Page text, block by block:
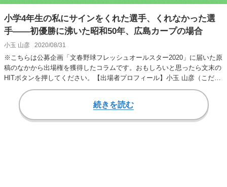
小学4年生の私にサインをくれた選手、くれなかった選
手――初優勝に沸いた昭和50年、広島カープの場合
小玉 山彦 2020/08/31
※こちらは公募企画「文春野球フレッシュオールスター2020」に届いた原
稿のなかから出場権を獲得したコラムです。おもしろいと思ったら文末の
HITボタンを押してください。【出場者プロフィール】小玉 山彦（こだ
ま・やまひこ…
続きを読む